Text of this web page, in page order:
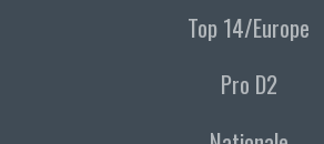
Top 14/Europe
Pro D2